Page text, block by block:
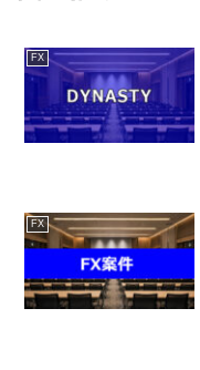
FX
FX